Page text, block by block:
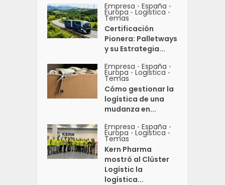
Empresa • España •
Europa • Logistica •
Temas
Certificación
Pionera: Palletways
y su Estrategia...
Empresa • España •
Europa • Logistica •
Temas
Cómo gestionar la
logística de una
mudanza en...
Empresa • España •
Europa • Logistica •
Temas
Kern Pharma
mostró al Clúster
Logístic la
logística...